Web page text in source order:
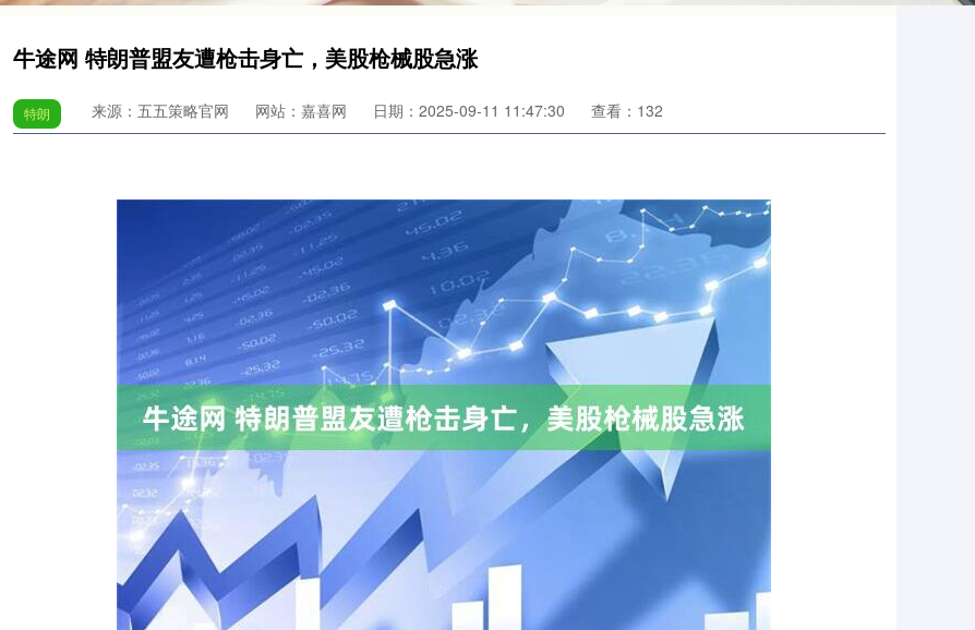
牛途网 特朗普盟友遭枪击身亡，美股枪械股急涨
特朗 来源：五五策略官网 网站：嘉喜网 日期：2025-09-11 11:47:30 查看：132